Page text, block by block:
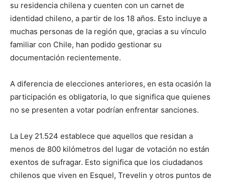
su residencia chilena y cuenten con un carnet de
identidad chileno, a partir de los 18 años. Esto incluye a
muchas personas de la región que, gracias a su vínculo
familiar con Chile, han podido gestionar su
documentación recientemente.
A diferencia de elecciones anteriores, en esta ocasión la
participación es obligatoria, lo que significa que quienes
no se presenten a votar podrían enfrentar sanciones.
La Ley 21.524 establece que aquellos que residan a
menos de 800 kilómetros del lugar de votación no están
exentos de sufragar. Esto significa que los ciudadanos
chilenos que viven en Esquel, Trevelin y otros puntos de